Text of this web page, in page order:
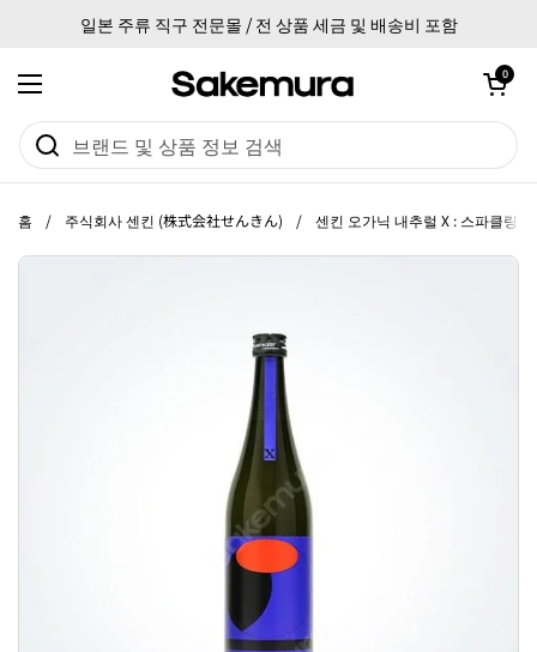
일본 주류 직구 전문몰 / 전 상품 세금 및 배송비 포함
메뉴 열기
카트 열기
0
홈 / 주식회사 센킨 (株式会社せんきん) / 센킨 오가닉 내추럴 X : 스파클링